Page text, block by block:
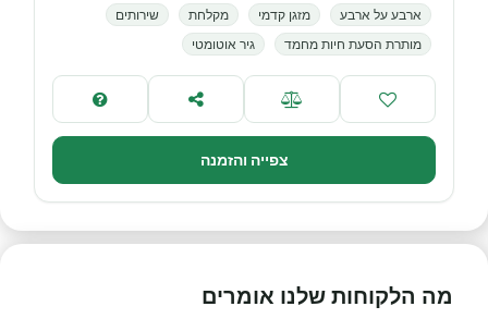
ארבע על ארבע מזגן קדמי מקלחת
שירותים
מותרת הסעת חיות מחמד
גיר אוטומטי
צפייה והזמנה
מה הלקוחות שלנו אומרים